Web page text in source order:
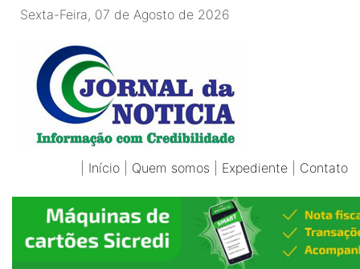
Sexta-Feira, 07 de Agosto de 2026
Início Quem somos Expediente Contato